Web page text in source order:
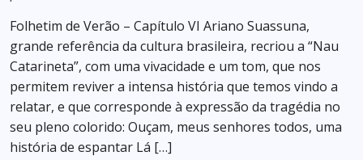
Folhetim de Verão – Capítulo VI Ariano Suassuna,
grande referência da cultura brasileira, recriou a “Nau
Catarineta”, com uma vivacidade e um tom, que nos
permitem reviver a intensa história que temos vindo a
relatar, e que corresponde à expressão da tragédia no
seu pleno colorido: Ouçam, meus senhores todos, uma
história de espantar Lá […]